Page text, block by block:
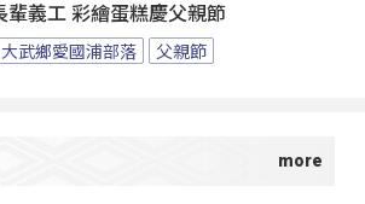
輩義工 彩繪蛋糕慶父親節
大武鄉愛國浦部落 父親節